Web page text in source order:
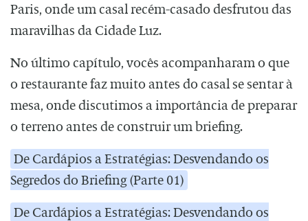
Paris, onde um casal recém-casado desfrutou das
maravilhas da Cidade Luz.
No último capítulo, vocês acompanharam o que
o restaurante faz muito antes do casal se sentar à
mesa, onde discutimos a importância de preparar
o terreno antes de construir um briefing.
De Cardápios a Estratégias: Desvendando os
Segredos do Briefing (Parte 01)
De Cardápios a Estratégias: Desvendando os